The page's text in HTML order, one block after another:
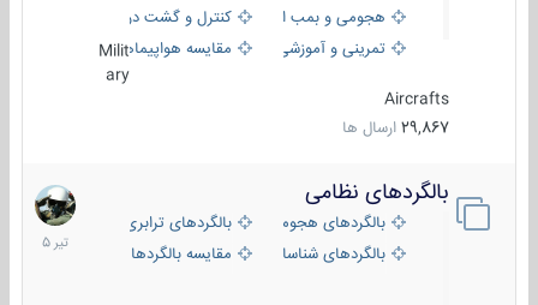
هجومی و بمب افکن
کنترل و گشت دریایی
تمرینی و آموزشی
مقایسه هواپیماهاMilit
ary
Aircrafts
29,867 ارسال ها
بالگردهای نظامی
بالگردهای هجومی
بالگردهای ترابری
بالگردهای شناسایی
مقایسه بالگردها
22
تیر
1405